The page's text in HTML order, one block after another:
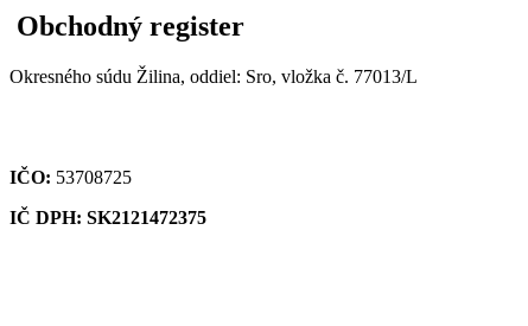
Obchodný register
Okresného súdu Žilina, oddiel: Sro, vložka č. 77013/L
IČO: 53708725
IČ DPH: SK2121472375